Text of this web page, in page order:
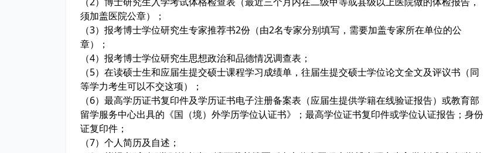
须加盖医院公章）；
（3）报考博士学位研究生专家推荐书2份（由2名专家分别填写，需要加盖专家所在单位的公
章）；
（4）报考博士学位研究生思想政治和品德情况调查表；
（5）在读硕士生和应届生提交硕士课程学习成绩单，往届生提交硕士学位论文全文及评议书（同
等学力考生可以不交这项）；
（6）最高学历证书复印件及学历证书电子注册备案表（应届生提供学籍在线验证报告）或教育部
留学服务中心出具的《国（境）外学历学位认证书》；最高学位证书复印件或学位认证报告；身份
证复印件；
（7）个人简历及自述；